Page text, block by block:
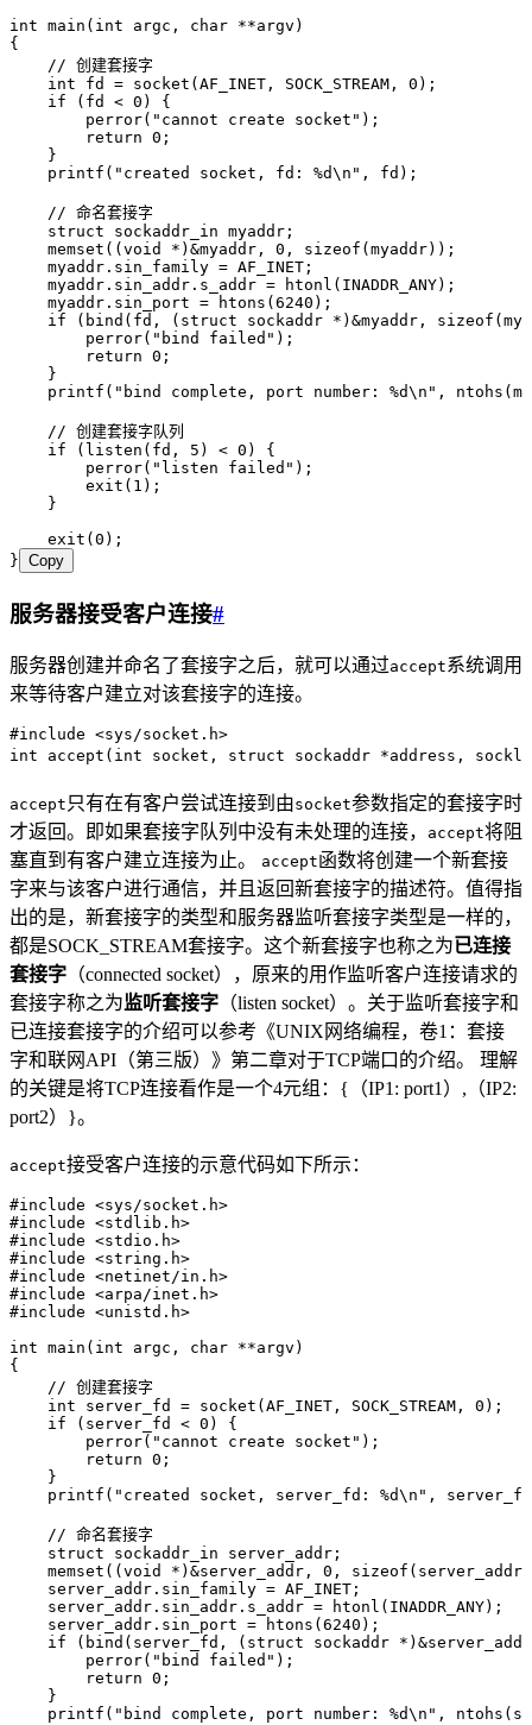
int main ( int argc , char **argv )
{
    // 创建套接字
    int
fd = socket (AF_INET , SOCK_STREAM , 0 ) ;
    if
(fd < 0 ) {
        perror
( " cannot create socket " ) ;
        return
0 ;
    }
    printf
( " created socket, fd: %d\n " , fd) ;
    // 命名套接字
    struct
sockaddr_in myaddr;
    memset
(( void * ) &myaddr , 0 , sizeof (myaddr)) ;
    myaddr
. sin_family = AF_INET;
    myaddr
. sin_addr . s_addr = htonl (INADDR_ANY) ;
    myaddr
. sin_port = htons ( 6240 ) ;
    if
( bind (fd , ( struct sockaddr * ) &myaddr , sizeof
        perror
( " bind failed " ) ;
        return
0 ;
    }
    printf
( " bind complete, port number: %d\n " , ntohs (
    // 创建套接字队列
    if
( listen (fd , 5 ) < 0 ) {
        perror
( " listen failed " ) ;
        exit
( 1 ) ;
    }
    exit
( 0 ) ;
} Copy
服务器接受客户连接#
服务器创建并命名了套接字之后，就可以通过accept系统调用
来等待客户建立对该套接字的连接。
#include <sys/socket.h>
int accept ( int socket , struct sockaddr *address ,
accept 只有在有客户尝试连接到由socket参数指定的套接字时
才返回。即如果套接字队列中没有未处理的连接，
accept将阻
塞直到有客户建立连接为止。
accept函数将创建一个新套接
字来与该客户进行通信，并且返回新套接字的描述符。值得指
出的是，新套接字的类型和服务器监听套接字类型是一样的，
都是SOCK_STREAM套接字。这个新套接字也称之为已连接
套接字 （connected socket），原来的用作监听客户连接请求的
套接字称之为监听套接字 （listen socket）。关于监听套接字和
已连接套接字的介绍可以参考《UNIX网络编程，卷1：套接
字和联网API（第三版）》第二章对于TCP端口的介绍。 理解
的关键是将TCP连接看作是一个4元组：{（IP1: port1）,（IP2:
port2）}。
accept接受客户连接的示意代码如下所示：
#include <sys/socket.h>
#include <stdlib.h>
#include <stdio.h>
#include <string.h>
#include <netinet/in.h>
#include <arpa/inet.h>
#include <unistd.h>
int main ( int argc , char **argv )
{
    // 创建套接字
    int
server_fd = socket (AF_INET , SOCK_STREAM , 0 ) ;
    if
(server_fd < 0 ) {
        perror
( " cannot create socket " ) ;
        return
0 ;
    }
    printf
( " created socket, server_fd: %d\n " ,
    // 命名套接字
    struct
sockaddr_in server_addr;
    memset
(( void * ) &server_addr , 0 , sizeof
    server_addr
. sin_family = AF_INET;
    server_addr
. sin_addr . s_addr = htonl (INADDR_ANY) ;
    server_addr
. sin_port = htons ( 6240 ) ;
    if
( bind (server_fd , ( struct sockaddr * ) &server_addr
        perror
( " bind failed " ) ;
        return
0 ;
    }
    printf
( " bind complete, port number: %d\n " , ntohs (